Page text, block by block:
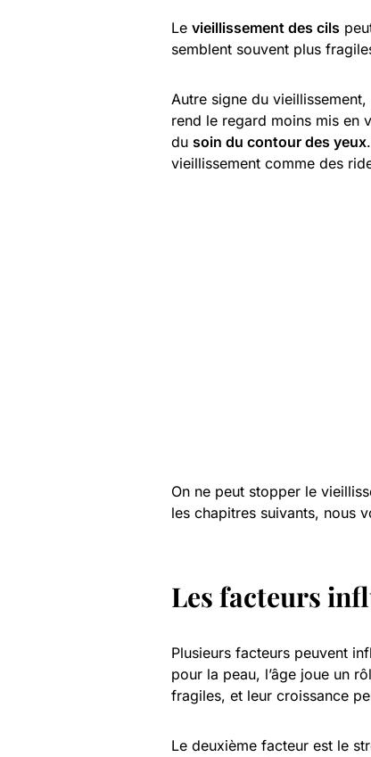
Le vieillissement des cils
semblent souvent plus
Autre signe du
rend le regard moins mis en
du soin du contour des yeux
vieillissement comme des
On ne peut stopper le
les chapitres suivants, nous
Les facteurs
Plusieurs facteurs peuvent
pour la peau, l’âge joue un
fragiles, et leur croissance
Le deuxième facteur est le